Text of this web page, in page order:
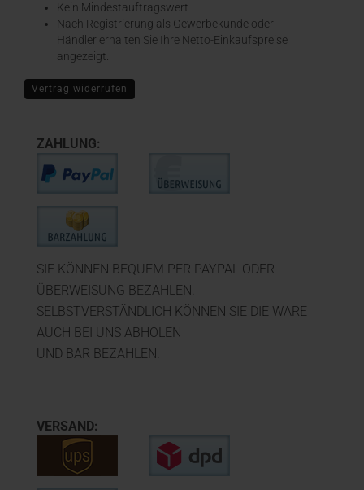
Kein Mindestauftragswert
Nach Registrierung als Gewerbekunde oder
Händler erhalten Sie Ihre Netto-Einkaufspreise
angezeigt.
Vertrag widerrufen
ZAHLUNG:
SIE KÖNNEN BEQUEM PER PAYPAL ODER
ÜBERWEISUNG BEZAHLEN.
SELBSTVERSTÄNDLICH KÖNNEN SIE DIE WARE
AUCH BEI UNS ABHOLEN
UND BAR BEZAHLEN.
VERSAND: